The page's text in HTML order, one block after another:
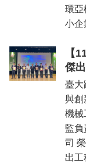
環亞
小企
【
傑
臺大
與創
機械
監負
司
出